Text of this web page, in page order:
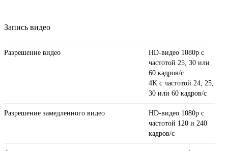
Запись видео
Разрешение видео
HD-видео 1080p с
частотой 25, 30 или
60 кадров/ с
4K с частотой 24, 25,
30 или 60 кадров/ с
Разрешение замедленного видео
HD-видео 1080р с
частотой 120 и 240
кадров/ с